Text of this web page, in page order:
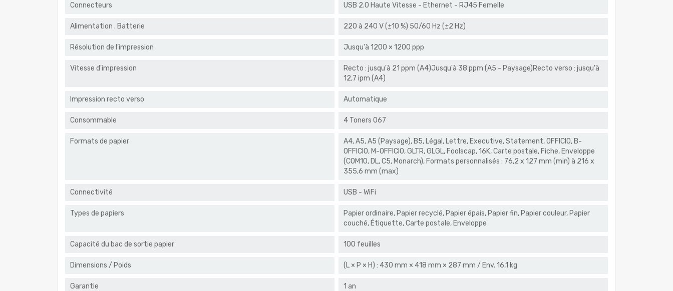
Connecteurs USB 2.0 Haute Vitesse - Ethernet - RJ45 Femelle
Alimentation . Batterie 220 à 240 V (±10 %) 50/60 Hz (±2 Hz)
Résolution de l’impression Jusqu'à 1200 × 1200 ppp
Vitesse d'impression
Recto : jusqu'à 21 ppm (A4)Jusqu'à 38 ppm (A5 - Paysage)Recto verso : jusqu'à
12,7 ipm (A4)
Impression recto verso Automatique
Consommable 4 Toners 067
Formats de papier
A4, A5, A5 (Paysage), B5, Légal, Lettre, Executive, Statement, OFFICIO, B-
OFFICIO, M-OFFICIO, GLTR, GLGL, Foolscap, 16K, Carte postale, Fiche, Enveloppe
(COM10, DL, C5, Monarch), Formats personnalisés : 76,2 x 127 mm (min) à 216 x
355,6 mm (max)
Connectivité USB - WiFi
Types de papiers
Papier ordinaire, Papier recyclé, Papier épais, Papier fin, Papier couleur, Papier
couché, Étiquette, Carte postale, Enveloppe
Capacité du bac de sortie papier 100 feuilles
Dimensions / Poids (L × P × H) : 430 mm × 418 mm × 287 mm / Env. 16,1 kg
Garantie 1 an